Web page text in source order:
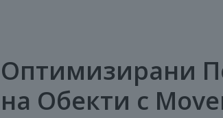
Оптимизирани
на Обекти с